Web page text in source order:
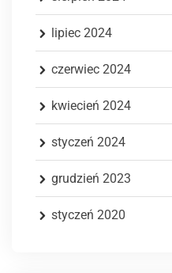
lipiec 2024
czerwiec 2024
kwiecień 2024
styczeń 2024
grudzień 2023
styczeń 2020